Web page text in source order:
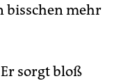
bisschen mehr
sorgt bloß